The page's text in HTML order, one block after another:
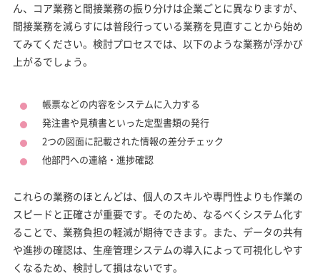
ん、コア業務と間接業務の振り分けは企業ごとに異なりますが、
間接業務を減らすには普段行っている業務を見直すことから始め
てみてください。検討プロセスでは、以下のような業務が浮かび
上がるでしょう。
帳票などの内容をシステムに入力する
発注書や見積書といった定型書類の発行
2つの図面に記載された情報の差分チェック
他部門への連絡・進捗確認
これらの業務のほとんどは、個人のスキルや専門性よりも作業の
スピードと正確さが重要です。そのため、なるべくシステム化す
ることで、業務負担の軽減が期待できます。また、データの共有
や進捗の確認は、生産管理システムの導入によって可視化しやす
くなるため、検討して損はないです。